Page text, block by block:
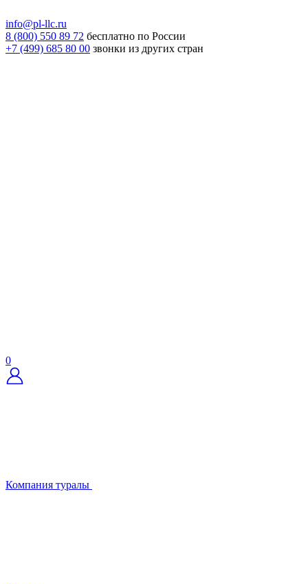
info@pl-llc.ru
8 (800) 550 89 72 бесплатно по России
+7 (499) 685 80 00 звонки из других стран
0
Компания туралы